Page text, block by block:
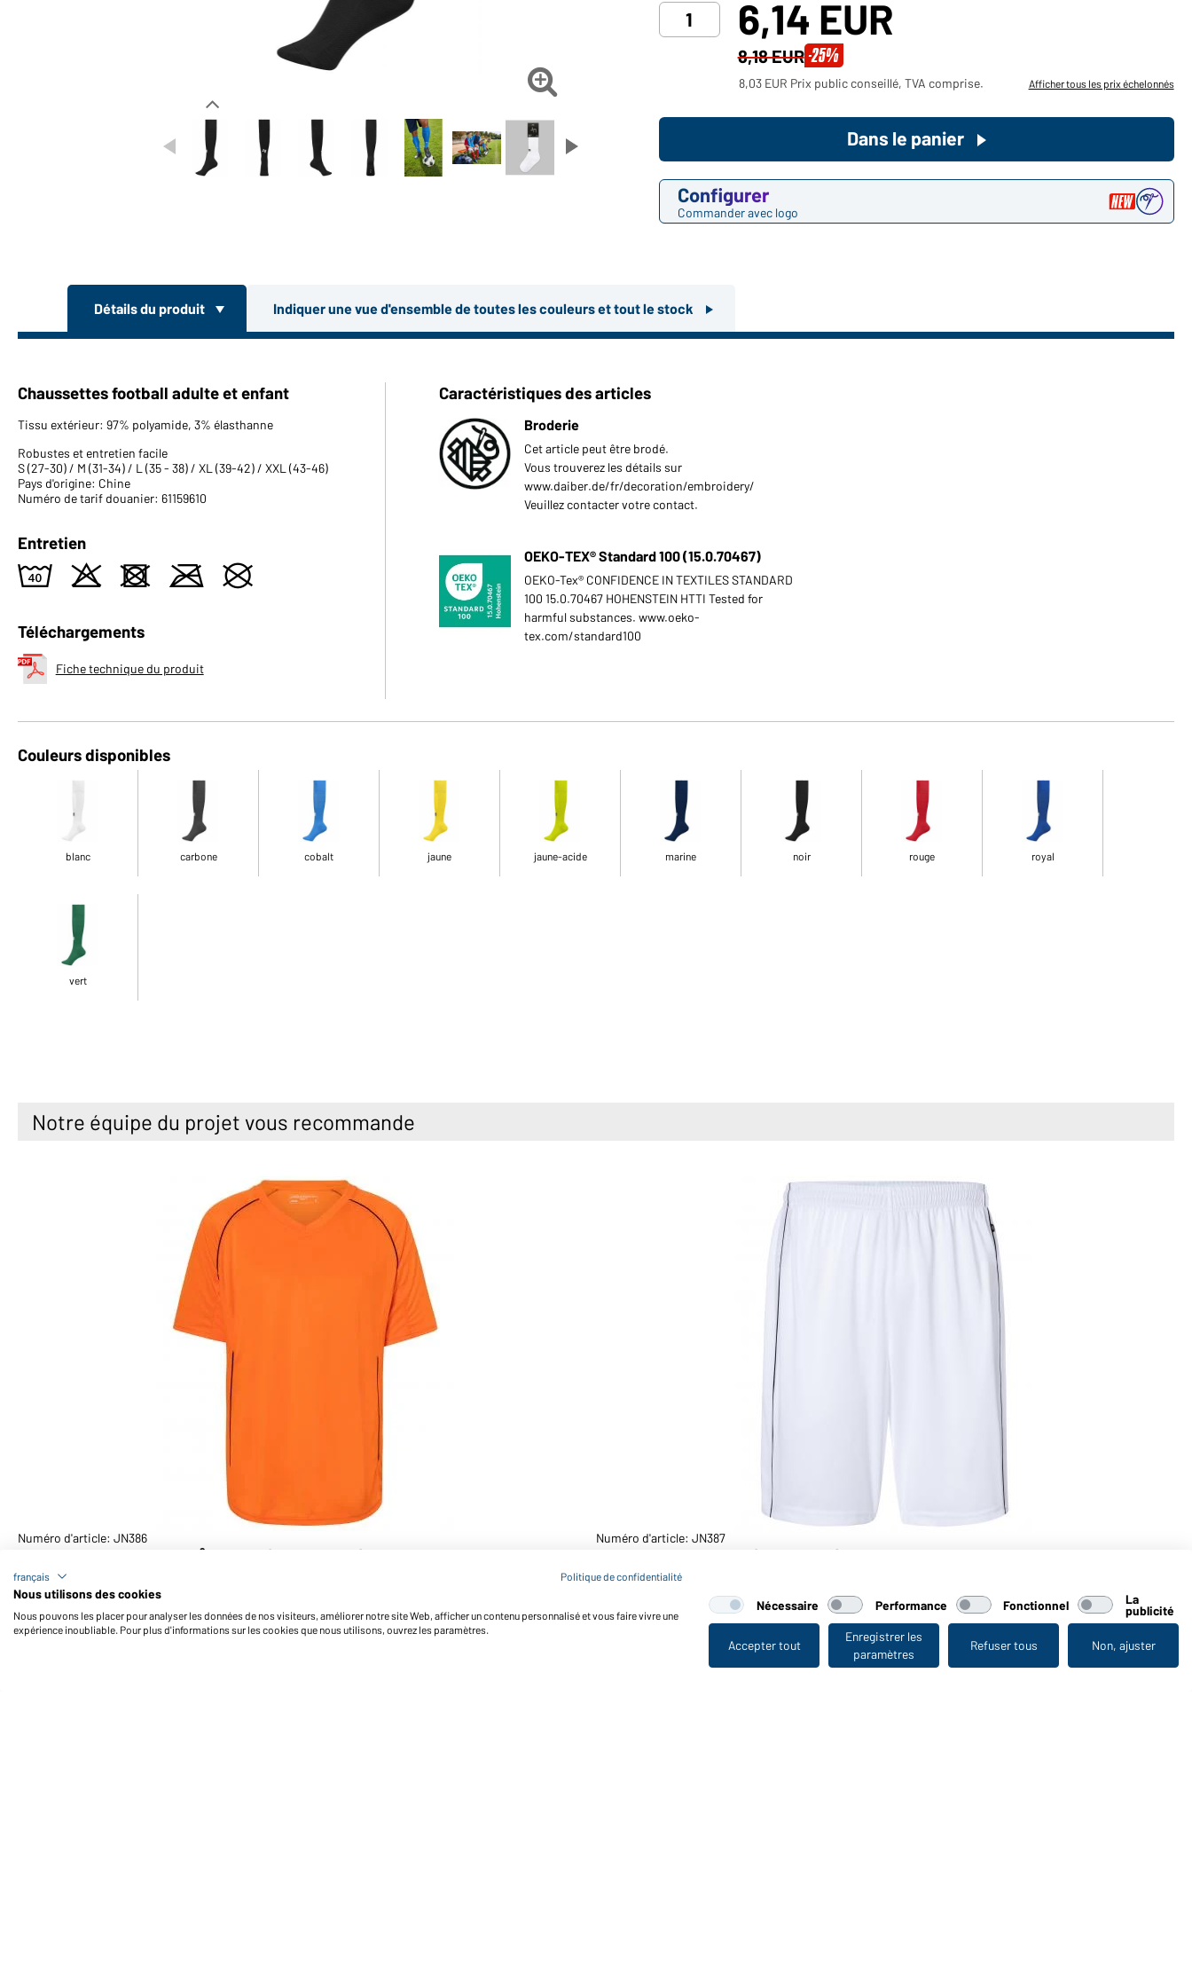
Voudriez-vous acheter des
produits pour votre besoin privé?
clients finaux

6,14 EUR
8,18 EUR -25%
8,03 EUR Prix public conseillé, TVA comprise. Afficher tous les prix échelonnés
Configurer
Commander avec logo
Dans le panier
Détails du produit Indiquer une vue d'ensemble de toutes les couleurs et tout le stock
Chaussettes football adulte et enfant
Tissu extérieur: 97% polyamide, 3% élasthanne
Robustes et entretien facile
S (27-30) / M (31-34) / L (35 - 38) / XL (39-42) / XXL (43-46)
Pays d'origine: Chine
Numéro de tarif douanier: 61159610
Entretien
8 o d m U
Téléchargements
Fiche technique du produit
Caractéristiques des articles
Broderie
Cet article peut être brodé.
Vous trouverez les détails sur
www.daiber.de/fr/decoration/embroidery/
Veuillez contacter votre contact.
OEKO-TEX® Standard 100 (15.0.70467)
OEKO-Tex® CONFIDENCE IN TEXTILES STANDARD
100 15.0.70467 HOHENSTEIN HTTI Tested for
harmful substances. www.oeko-
tex.com/standard100
Couleurs disponibles
blanc carbone cobalt jaune jaune-acide marine noir rouge royal
vert
Notre équipe du projet vous recommande
Numéro d'article: JN386
Maillot polyester 135 g/m² homme (orange/noir)
Numéro d'article: JN387
Short d’entraînement (blanc/noir)
Vu en dernier
français Politique de confidentialité
Nous utilisons des cookies
Nous pouvons les placer pour analyser les données de nos visiteurs, améliorer notre site Web, afficher un contenu personnalisé et vous faire vivre une
expérience inoubliable. Pour plus d'informations sur les cookies que nous utilisons, ouvrez les paramètres.
Nécessaire Performance Fonctionnel La
publicité
Accepter tout
Enregistrer les
paramètres
Refuser tous Non, ajuster